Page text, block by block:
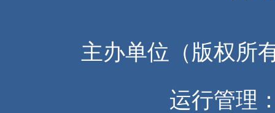
主办单位（版权所
运行管理